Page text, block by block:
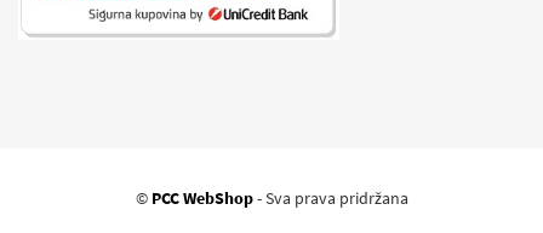
© PCC WebShop- Sva prava pridržana